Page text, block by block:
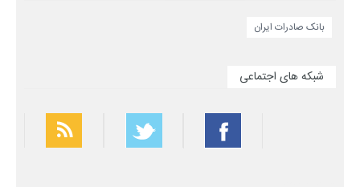
بانک صادرات ایران
شبکه های اجتماعی